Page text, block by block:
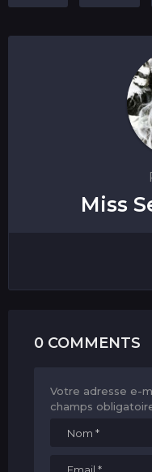
Miss
0 COMMENTS
Votre adresse e-
champs